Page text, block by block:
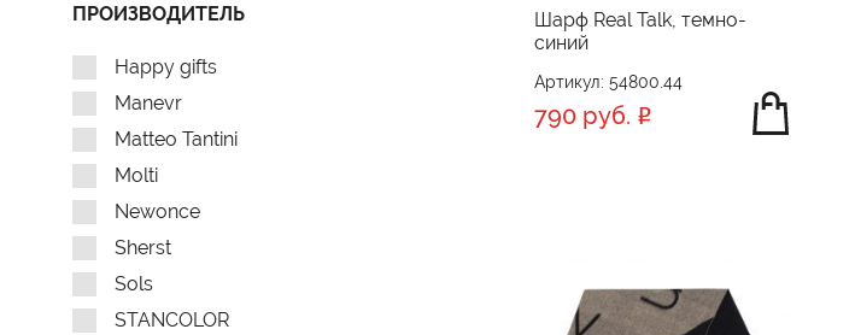
ПРОИЗВОДИТЕЛЬ
Happy gifts
Manevr
Matteo Tantini
Molti
Newonce
Sherst
Sols
STANCOLOR
Шарф Real Talk, темно-
синий
Артикул: 54800.44
790 руб.